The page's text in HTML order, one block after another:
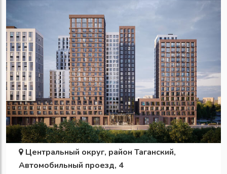
Центральный округ, район Таганский,
Автомобильный проезд, 4